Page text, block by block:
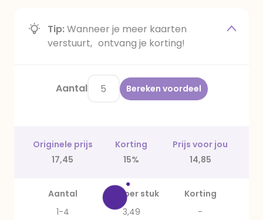
Tip:Wanneer je meer kaarten
verstuurt, ontvang je korting!
Aantal Bereken voordeel
Originele prijs Korting
Prijs voor jou
17,45
15% 14,85
Aantal Prijs per stuk
Korting
1-4
3,49
-